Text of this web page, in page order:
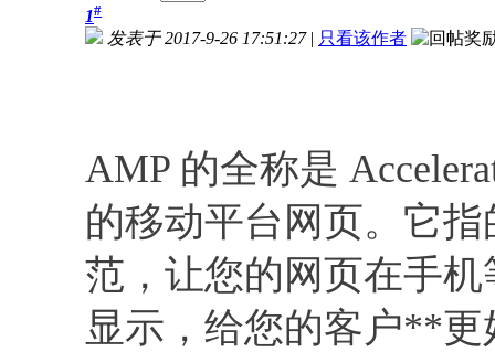
1#
发表于 2017-9-26 17:51:27 | 只看该作者
AMP 的全称是
的移动平台网页。它
范，让您的网页在手
显示，给您的客户**